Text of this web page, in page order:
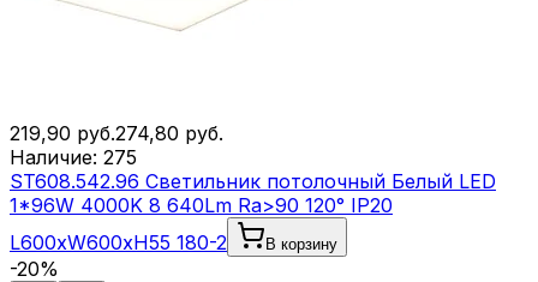
219,90 руб.274,80 руб.
Наличие: 275
ST608.542.96 Светильник потолочный Белый LED
1*96W 4000K 8 640Lm Ra>90 120° IP20
L600xW600xH55 180-2
В корзину
-20%